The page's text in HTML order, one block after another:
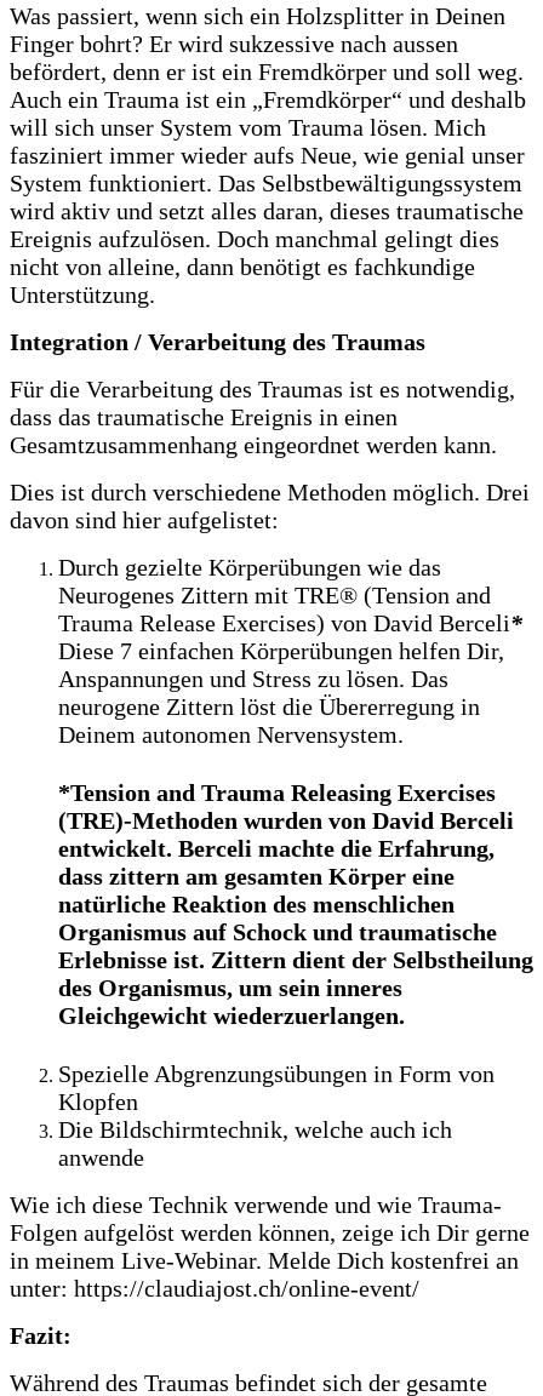
Was passiert, wenn sich ein Holzsplitter in Deinen
Finger bohrt? Er wird sukzessive nach aussen
befördert, denn er ist ein Fremdkörper und soll weg.
Auch ein Trauma ist ein „Fremdkörper“ und deshalb
will sich unser System vom Trauma lösen. Mich
fasziniert immer wieder aufs Neue, wie genial unser
System funktioniert. Das Selbstbewältigungssystem
wird aktiv und setzt alles daran, dieses traumatische
Ereignis aufzulösen. Doch manchmal gelingt dies
nicht von alleine, dann benötigt es fachkundige
Unterstützung.
Integration / Verarbeitung des Traumas
Für die Verarbeitung des Traumas ist es notwendig,
dass das traumatische Ereignis in einen
Gesamtzusammenhang eingeordnet werden kann.
Dies ist durch verschiedene Methoden möglich. Drei
davon sind hier aufgelistet:
Durch gezielte Körperübungen wie das
Neurogenes Zittern mit TRE® (Tension and
Trauma Release Exercises) von David Berceli*
Diese 7 einfachen Körperübungen helfen Dir,
Anspannungen und Stress zu lösen. Das
neurogene Zittern löst die Übererregung in
Deinem autonomen Nervensystem.
*Tension and Trauma Releasing Exercises
(TRE)-Methoden wurden von David Berceli
entwickelt. Berceli machte die Erfahrung,
dass zittern am gesamten Körper eine
natürliche Reaktion des menschlichen
Organismus auf Schock und traumatische
Erlebnisse ist. Zittern dient der Selbstheilung
des Organismus, um sein inneres
Gleichgewicht wiederzuerlangen.
Spezielle Abgrenzungsübungen in Form von
Klopfen
Die Bildschirmtechnik, welche auch ich
anwende
Wie ich diese Technik verwende und wie Trauma-
Folgen aufgelöst werden können, zeige ich Dir gerne
in meinem Live-Webinar. Melde Dich kostenfrei an
unter: https://claudiajost.ch/online-event/
Fazit:
Während des Traumas befindet sich der gesamte